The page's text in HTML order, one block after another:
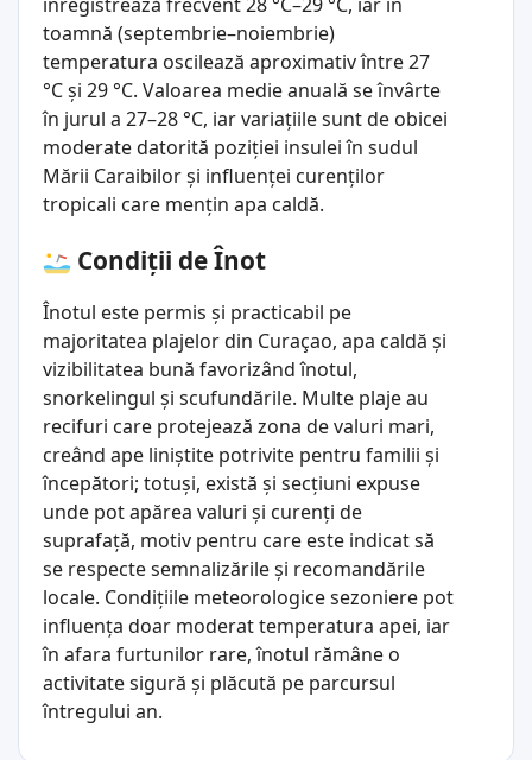
toamnă (septembrie–noiembrie)
temperatura oscilează aproximativ între 27
°C și 29 °C. Valoarea medie anuală se învârte
în jurul a 27–28 °C, iar variațiile sunt de obicei
moderate datorită poziției insulei în sudul
Mării Caraibilor și influenței curenților
tropicali care mențin apa caldă.
Condiții de Înot
Înotul este permis și practicabil pe
majoritatea plajelor din Curaçao, apa caldă și
vizibilitatea bună favorizând înotul,
snorkelingul și scufundările. Multe plaje au
recifuri care protejează zona de valuri mari,
creând ape liniștite potrivite pentru familii și
începători; totuși, există și secțiuni expuse
unde pot apărea valuri și curenți de
suprafață, motiv pentru care este indicat să
se respecte semnalizările și recomandările
locale. Condițiile meteorologice sezoniere pot
influența doar moderat temperatura apei, iar
în afara furtunilor rare, înotul rămâne o
activitate sigură și plăcută pe parcursul
întregului an.